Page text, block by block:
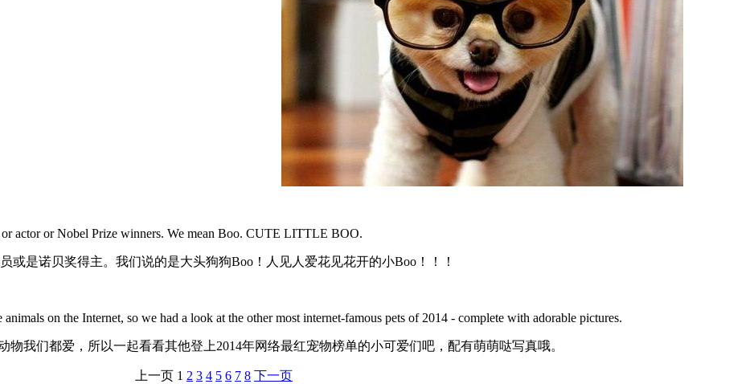
actor or Nobel Prize winners. We mean Boo. CUTE LITTLE BOO.
或是诺贝奖得主。我们说的是大头狗狗Boo！人见人爱花见花开的小Boo！！！
on the Internet, so we had a look at the other most internet-famous pets of 2014 - complete with adorable pictures.
物我们都爱，所以一起看看其他登上2014年网络最红宠物榜单的小可爱们吧，配有萌萌哒写真哦。
上一页 1 2 3 4 5 6 7 8 下一页